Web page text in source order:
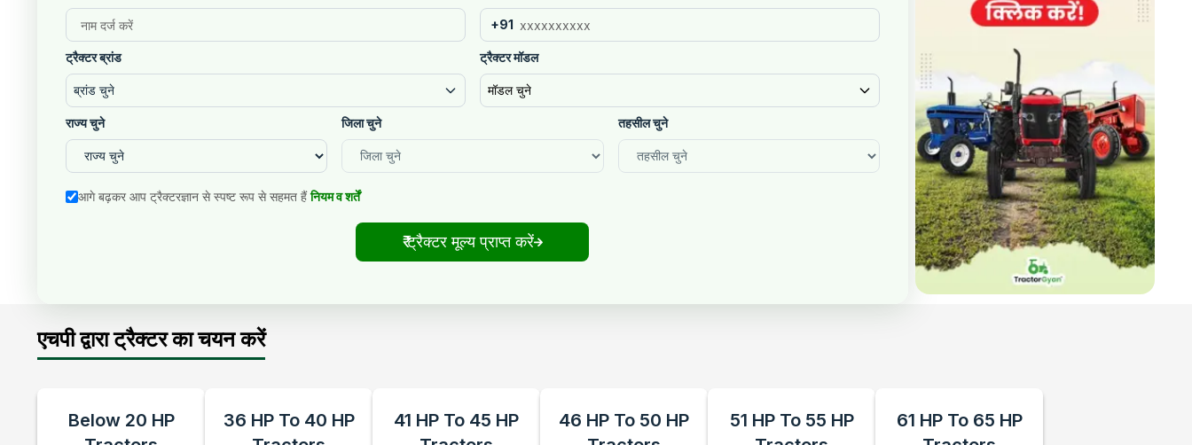
+91
ट्रैक्टर ब्रांड
ब्रांड चुने
ट्रैक्टर मॉडल
मॉडल चुने
राज्य चुने जिला चुने तहसील चुने
आगे बढ़कर आप ट्रैक्टरज्ञान से स्पष्ट रूप से सहमत हैं नियम व शर्तें
₹ ट्रैक्टर मूल्य प्राप्त करें
एचपी द्वारा ट्रैक्टर का चयन करें
Below 20 HP
36 HP To 40 HP
41 HP To 45 HP
46 HP To 50 HP
51 HP To 55 HP
61 HP To 65 HP